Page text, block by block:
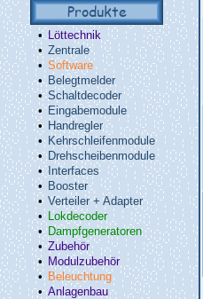
Produkte
•Löttechnik
• Zentrale
• Software
• Belegtmelder
•Schaltdecoder
•Eingabemodule
• Handregler
• Kehrschleifenmodule
• Drehscheibenmodule
•Interfaces
• Booster
• Verteiler + Adapter
• Lokdecoder
• Dampfgeneratoren
•Zubehör
• Modulzubehör
• Beleuchtung
• Anlagenbau